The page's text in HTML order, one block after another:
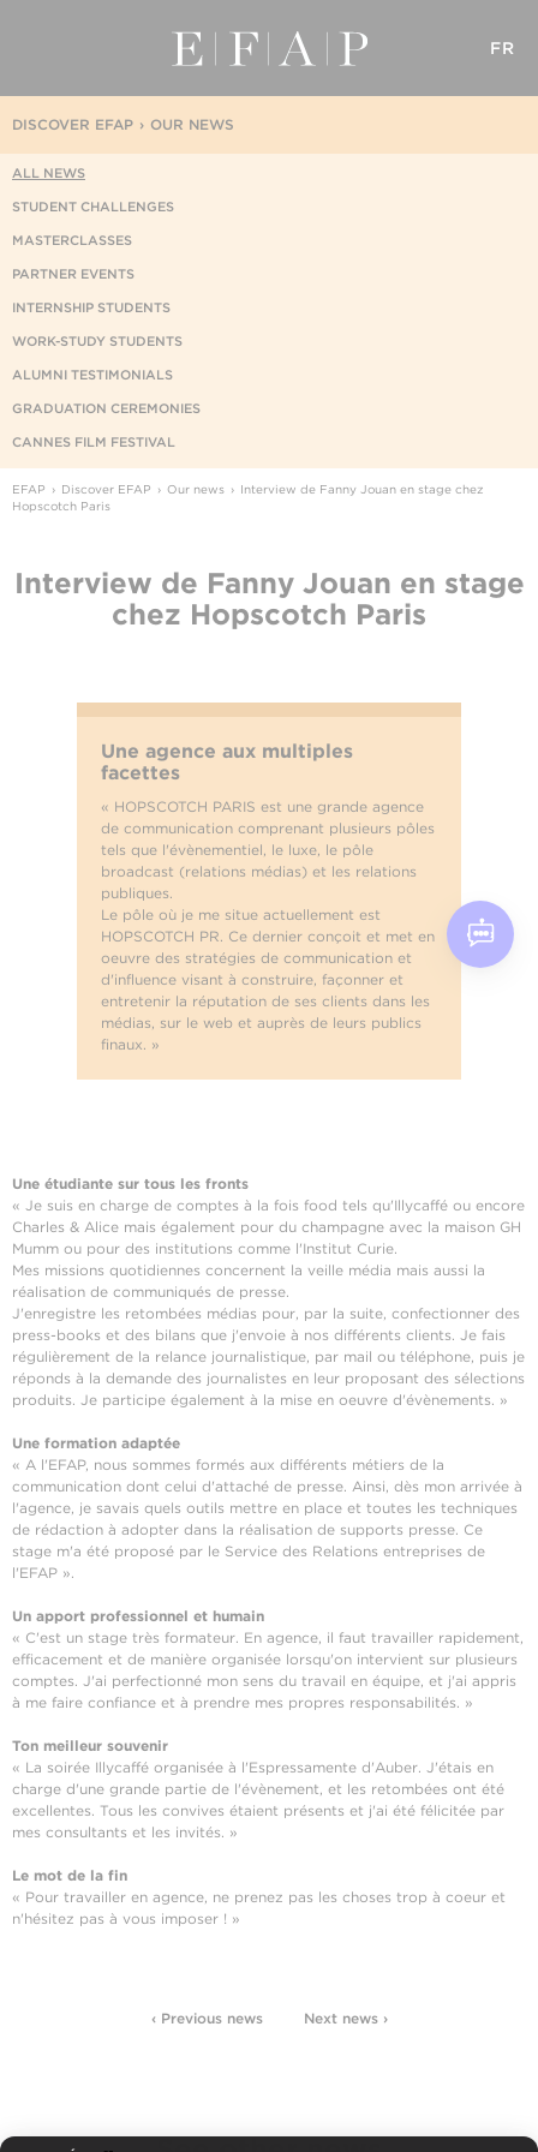
FR
OUR NEWS
DISCOVER EFAP
ALL NEWS
STUDENT CHALLENGES
MASTERCLASSES
PARTNER EVENTS
INTERNSHIP STUDENTS
WORK-STUDY STUDENTS
ALUMNI TESTIMONIALS
GRADUATION CEREMONIES
CANNES FILM FESTIVAL
EFAP Discover EFAP Our news
Interview de Fanny Jouan en stage chez
Hopscotch Paris
Interview de Fanny Jouan en stage
chez Hopscotch Paris
Une agence aux multiples
facettes
« HOPSCOTCH PARIS est une grande agence
de communication comprenant plusieurs pôles
tels que l'évènementiel, le luxe, le pôle
broadcast (relations médias) et les relations
publiques.
Le pôle où je me situe actuellement est
HOPSCOTCH PR. Ce dernier conçoit et met en
oeuvre des stratégies de communication et
d'influence visant à construire, façonner et
entretenir la réputation de ses clients dans les
médias, sur le web et auprès de leurs publics
finaux. »
Une étudiante sur tous les fronts
« Je suis en charge de comptes à la fois food tels qu'Illycaffé ou encore
Charles & Alice mais également pour du champagne avec la maison GH
Mumm ou pour des institutions comme l'Institut Curie.
Mes missions quotidiennes concernent la veille média mais aussi la
réalisation de communiqués de presse.
J'enregistre les retombées médias pour, par la suite, confectionner des
press-books et des bilans que j'envoie à nos différents clients. Je fais
régulièrement de la relance journalistique, par mail ou téléphone, puis je
réponds à la demande des journalistes en leur proposant des sélections
produits. Je participe également à la mise en oeuvre d'évènements. »
Une formation adaptée
« A l'EFAP, nous sommes formés aux différents métiers de la
communication dont celui d'attaché de presse. Ainsi, dès mon arrivée à
l'agence, je savais quels outils mettre en place et toutes les techniques
de rédaction à adopter dans la réalisation de supports presse. Ce
stage m'a été proposé par le Service des Relations entreprises de
l'EFAP ».
Un apport professionnel et humain
« C'est un stage très formateur. En agence, il faut travailler rapidement,
efficacement et de manière organisée lorsqu'on intervient sur plusieurs
comptes. J'ai perfectionné mon sens du travail en équipe, et j'ai appris
à me faire confiance et à prendre mes propres responsabilités. »
Ton meilleur souvenir
« La soirée Illycaffé organisée à l'Espressamente d'Auber. J'étais en
charge d'une grande partie de l'évènement, et les retombées ont été
excellentes. Tous les convives étaient présents et j'ai été félicitée par
mes consultants et les invités. »
Le mot de la fin
« Pour travailler en agence, ne prenez pas les choses trop à coeur et
n'hésitez pas à vous imposer ! »
‹ Previous news Next news ›